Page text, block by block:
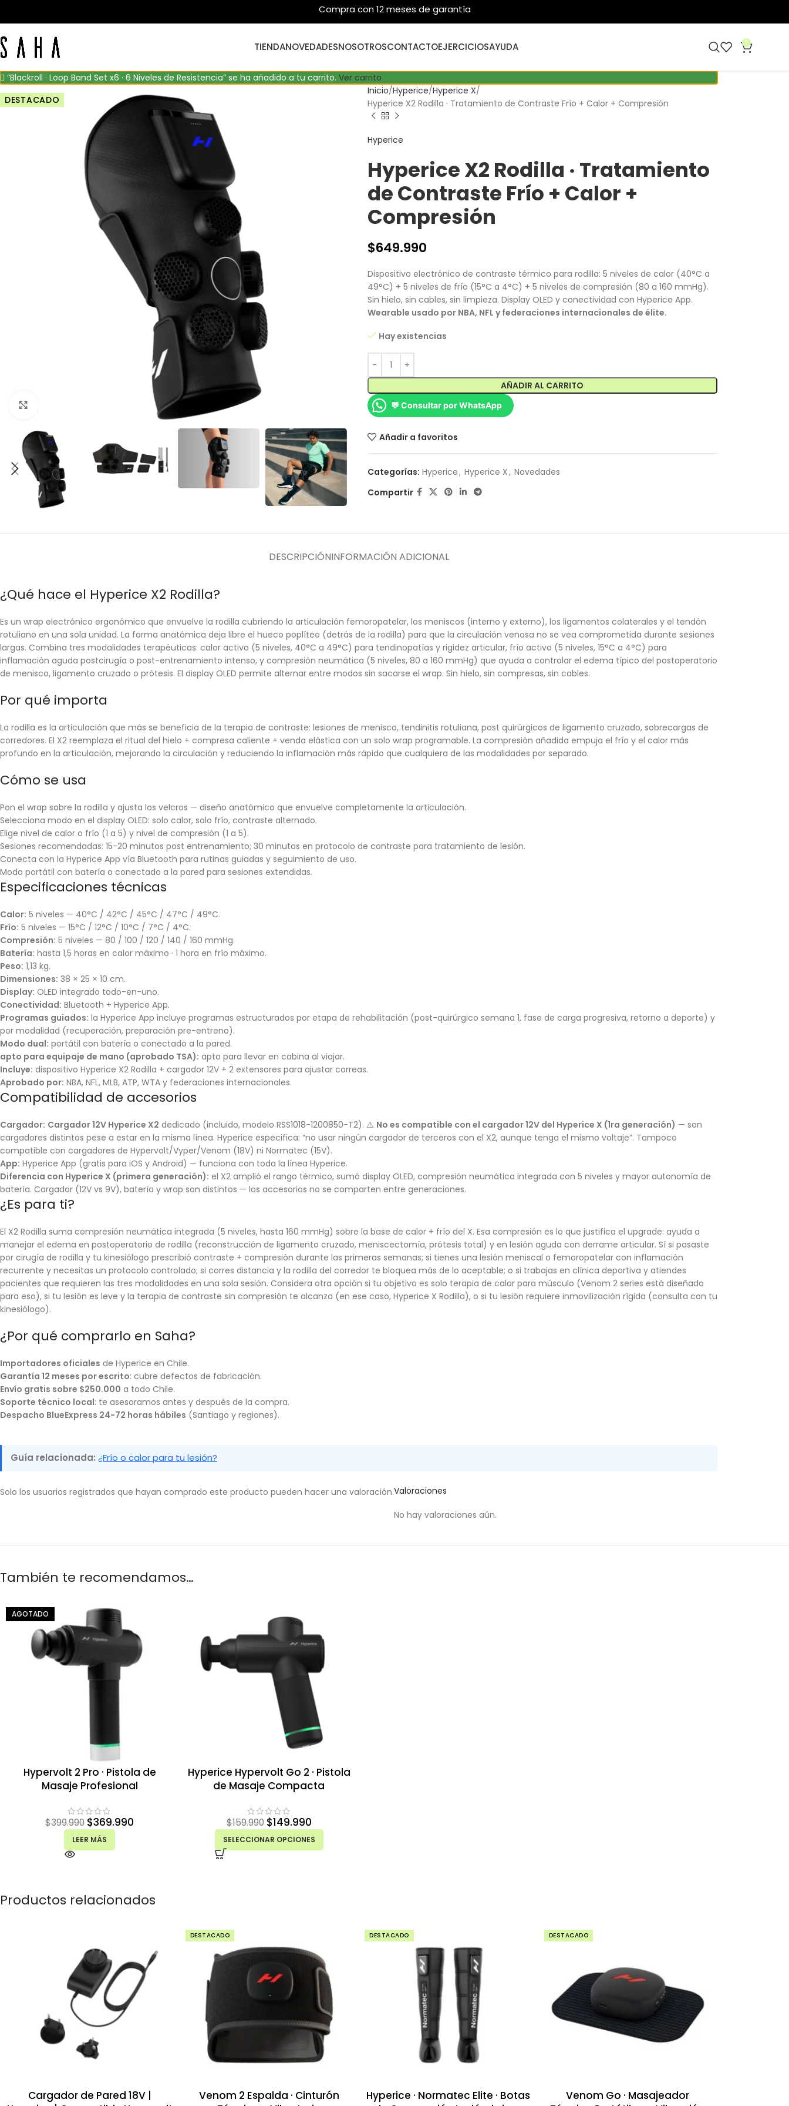
Compra con 12 meses de garantía
TIENDANOVEDADESNOSOTROSCONTACTOEJERCICIOSAYUDA 0
“Blackroll · Loop Band Set x6 · 6 Niveles de Resistencia” se ha añadido a tu carrito. Ver carrito
DESTACADO
Inicio Hyperice Hyperice X
Hyperice X2 Rodilla · Tratamiento de Contraste Frío + Calor + Compresión
Hyperice
Hyperice X2 Rodilla · Tratamiento
de Contraste Frío + Calor +
Compresión
$649.990
Dispositivo electrónico de contraste térmico para rodilla: 5 niveles de calor (40°C a
49°C) + 5 niveles de frío (15°C a 4°C) + 5 niveles de compresión (80 a 160 mmHg).
Sin hielo, sin cables, sin limpieza. Display OLED y conectividad con Hyperice App.
Wearable usado por NBA, NFL y federaciones internacionales de élite.
Hay existencias
AÑADIR AL CARRITO
💬 Consultar por WhatsApp
Añadir a favoritos
Categorías: Hyperice, Hyperice X, Novedades
Compartir
DESCRIPCIÓNINFORMACIÓN ADICIONAL
¿Qué hace el Hyperice X2 Rodilla?
Es un wrap electrónico ergonómico que envuelve la rodilla cubriendo la articulación femoropatelar, los meniscos (interno y externo), los ligamentos colaterales y el tendón
rotuliano en una sola unidad. La forma anatómica deja libre el hueco poplíteo (detrás de la rodilla) para que la circulación venosa no se vea comprometida durante sesiones
largas. Combina tres modalidades terapéuticas: calor activo (5 niveles, 40°C a 49°C) para tendinopatías y rigidez articular, frío activo (5 niveles, 15°C a 4°C) para
inflamación aguda postcirugía o post-entrenamiento intenso, y compresión neumática (5 niveles, 80 a 160 mmHg) que ayuda a controlar el edema típico del postoperatorio
de menisco, ligamento cruzado o prótesis. El display OLED permite alternar entre modos sin sacarse el wrap. Sin hielo, sin compresas, sin cables.
Por qué importa
La rodilla es la articulación que más se beneficia de la terapia de contraste: lesiones de menisco, tendinitis rotuliana, post quirúrgicos de ligamento cruzado, sobrecargas de
corredores. El X2 reemplaza el ritual del hielo + compresa caliente + venda elástica con un solo wrap programable. La compresión añadida empuja el frío y el calor más
profundo en la articulación, mejorando la circulación y reduciendo la inflamación más rápido que cualquiera de las modalidades por separado.
Cómo se usa
Pon el wrap sobre la rodilla y ajusta los velcros — diseño anatómico que envuelve completamente la articulación.
Selecciona modo en el display OLED: solo calor, solo frío, contraste alternado.
Elige nivel de calor o frío (1 a 5) y nivel de compresión (1 a 5).
Sesiones recomendadas: 15-20 minutos post entrenamiento; 30 minutos en protocolo de contraste para tratamiento de lesión.
Conecta con la Hyperice App vía Bluetooth para rutinas guiadas y seguimiento de uso.
Modo portátil con batería o conectado a la pared para sesiones extendidas.
Especificaciones técnicas
Calor: 5 niveles — 40°C / 42°C / 45°C / 47°C / 49°C.
Frío: 5 niveles — 15°C / 12°C / 10°C / 7°C / 4°C.
Compresión: 5 niveles — 80 / 100 / 120 / 140 / 160 mmHg.
Batería: hasta 1,5 horas en calor máximo · 1 hora en frío máximo.
Peso: 1,13 kg.
Dimensiones: 38 × 25 × 10 cm.
Display: OLED integrado todo-en-uno.
Conectividad: Bluetooth + Hyperice App.
Programas guiados: la Hyperice App incluye programas estructurados por etapa de rehabilitación (post-quirúrgico semana 1, fase de carga progresiva, retorno a deporte) y
por modalidad (recuperación, preparación pre-entreno).
Modo dual: portátil con batería o conectado a la pared.
apto para equipaje de mano (aprobado TSA): apto para llevar en cabina al viajar.
Incluye: dispositivo Hyperice X2 Rodilla + cargador 12V + 2 extensores para ajustar correas.
Aprobado por: NBA, NFL, MLB, ATP, WTA y federaciones internacionales.
Compatibilidad de accesorios
Cargador: Cargador 12V Hyperice X2 dedicado (incluido, modelo RSS1018-1200850-T2). ⚠️ No es compatible con el cargador 12V del Hyperice X (1ra generación) — son
cargadores distintos pese a estar en la misma línea. Hyperice especifica: “no usar ningún cargador de terceros con el X2, aunque tenga el mismo voltaje”. Tampoco
compatible con cargadores de Hypervolt/Vyper/Venom (18V) ni Normatec (15V).
App: Hyperice App (gratis para iOS y Android) — funciona con toda la línea Hyperice.
Diferencia con Hyperice X (primera generación): el X2 amplió el rango térmico, sumó display OLED, compresión neumática integrada con 5 niveles y mayor autonomía de
batería. Cargador (12V vs 9V), batería y wrap son distintos — los accesorios no se comparten entre generaciones.
¿Es para ti?
El X2 Rodilla suma compresión neumática integrada (5 niveles, hasta 160 mmHg) sobre la base de calor + frío del X. Esa compresión es lo que justifica el upgrade: ayuda a
manejar el edema en postoperatorio de rodilla (reconstrucción de ligamento cruzado, meniscectomía, prótesis total) y en lesión aguda con derrame articular. Sí si pasaste
por cirugía de rodilla y tu kinesiólogo prescribió contraste + compresión durante las primeras semanas; si tienes una lesión meniscal o femoropatelar con inflamación
recurrente y necesitas un protocolo controlado; si corres distancia y la rodilla del corredor te bloquea más de lo aceptable; o si trabajas en clínica deportiva y atiendes
pacientes que requieren las tres modalidades en una sola sesión. Considera otra opción si tu objetivo es solo terapia de calor para músculo (Venom 2 series está diseñado
para eso), si tu lesión es leve y la terapia de contraste sin compresión te alcanza (en ese caso, Hyperice X Rodilla), o si tu lesión requiere inmovilización rígida (consulta con tu
kinesiólogo).
¿Por qué comprarlo en Saha?
Importadores oficiales de Hyperice en Chile.
Garantía 12 meses por escrito: cubre defectos de fabricación.
Envío gratis sobre $250.000 a todo Chile.
Soporte técnico local: te asesoramos antes y después de la compra.
Despacho BlueExpress 24-72 horas hábiles (Santiago y regiones).
Guía relacionada: ¿Frío o calor para tu lesión?
Valoraciones
No hay valoraciones aún.
Solo los usuarios registrados que hayan comprado este producto pueden hacer una valoración.
También te recomendamos…
AGOTADO
Hypervolt 2 Pro · Pistola de
Masaje Profesional
$399.990 $369.990
LEER MÁS
Hyperice Hypervolt Go 2 · Pistola
de Masaje Compacta
$159.990 $149.990
SELECCIONAR OPCIONES
Productos relacionados
Cargador de Pared 18V |
DESTACADO
Venom 2 Espalda · Cinturón
DESTACADO
Hyperice · Normatec Elite · Botas
DESTACADO
Venom Go · Masajeador